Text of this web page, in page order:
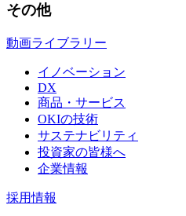
その他
動画ライブラリー
イノベーション
DX
商品・サービス
OKIの技術
サステナビリティ
投資家の皆様へ
企業情報
採用情報